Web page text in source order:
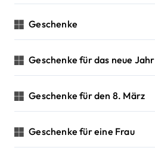
Geschenke
Geschenke für das neue Jahr
Geschenke für den 8. März
Geschenke für eine Frau